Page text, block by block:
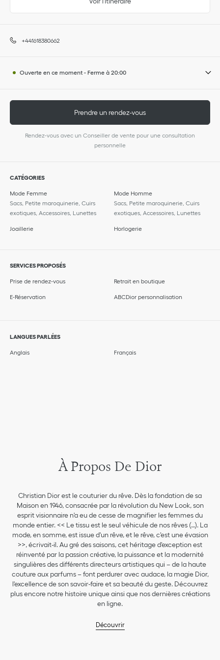
+441618380662
Ouverte en ce moment - Ferme à 20:00
Prendre un rendez-vous
Rendez-vous avec un Conseiller de vente pour une consultation
personnelle
CATÉGORIES
Mode Femme
Sacs, Petite maroquinerie, Cuirs
exotiques, Accessoires, Lunettes
Mode Homme
Sacs, Petite maroquinerie, Cuirs
exotiques, Accessoires, Lunettes
Joaillerie Horlogerie
SERVICES PROPOSÉS
Prise de rendez-vous Retrait en boutique
E-Réservation ABCDior personnalisation
LANGUES PARLÉES
Anglais Français
À Propos De Dior
Christian Dior est le couturier du rêve. Dès la fondation de sa
Maison en 1946, consacrée par la révolution du New Look, son
esprit visionnaire n'a eu de cesse de magnifier les femmes du
monde entier. << Le tissu est le seul véhicule de nos rêves (…). La
mode, en somme, est issue d'un rêve, et le rêve, c'est une évasion
>>, écrivait-il. Au gré des saisons, cet héritage d'exception est
réinventé par la passion créative, la puissance et la modernité
singulières des différents directeurs artistiques qui – de la haute
couture aux parfums – font perdurer avec audace, la magie Dior,
l'excellence de son savoir-faire et sa beauté du geste. Découvrez
plus encore notre histoire unique ainsi que nos dernières créations
en ligne.
Découvrir